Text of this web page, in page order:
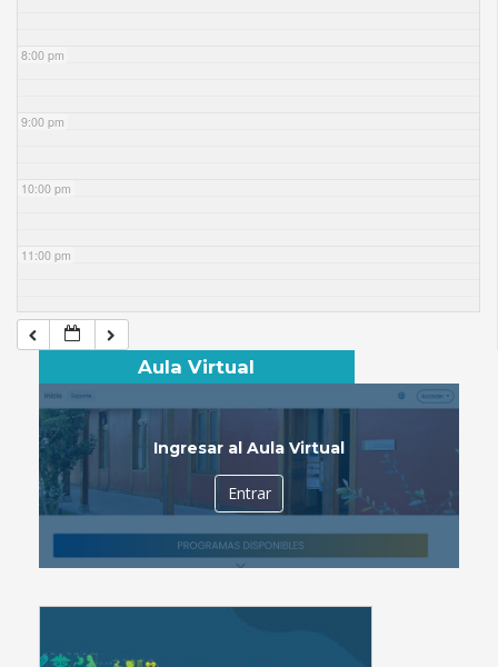
8:00 pm
9:00 pm
10:00 pm
11:00 pm
Aula Virtual
Ingresar al Aula Virtual
Entrar